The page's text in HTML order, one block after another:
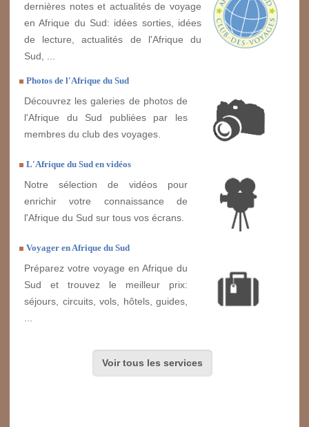
dernières notes et actualités de voyage
en Afrique du Sud: idées sorties, idées
de lecture, actualités de l'Afrique du
Sud, ...
Photos de l'Afrique du Sud
Découvrez les galeries de photos de
l'Afrique du Sud publiées par les
membres du club des voyages.
L'Afrique du Sud en vidéos
Notre sélection de vidéos pour
enrichir votre connaissance de
l'Afrique du Sud sur tous vos écrans.
Voyager en Afrique du Sud
Préparez votre voyage en Afrique du
Sud et trouvez le meilleur prix:
séjours, circuits, vols, hôtels, guides,
...
Voir tous les services